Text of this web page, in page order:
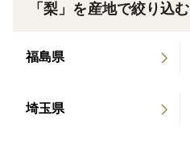
日中に蓄えた力を、夜の冷
また、私たちの梨園では
「梨」を産地で絞り込む
福島県
埼玉県